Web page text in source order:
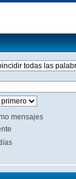
mensajes